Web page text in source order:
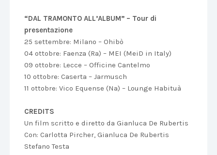
“DAL TRAMONTO ALL’ALBUM” – Tour di
presentazione
25 settembre: Milano – Ohibò
04 ottobre: Faenza (Ra) – MEI (MeiD in Italy)
09 ottobre: Lecce – Officine Cantelmo
10 ottobre: Caserta – Jarmusch
11 ottobre: Vico Equense (Na) – Lounge Habituà
CREDITS
Un film scritto e diretto da Gianluca De Rubertis
Con: Carlotta Pircher, Gianluca De Rubertis
Stefano Testa